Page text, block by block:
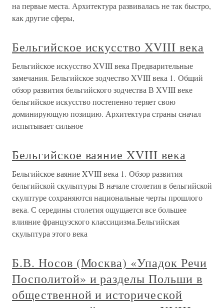
на первые места. Архитектура развивалась не так быстро,
как другие сферы,
Бельгийское искусство XVIII века
Бельгийское искусство XVIII века Предварительные
замечания. Бельгийское зодчество XVIII века 1. Общий
обзор развития бельгийского зодчества В XVIII веке
бельгийское искусство постепенно теряет свою
доминирующую позицию. Архитектура страны сначал
испытывает сильное
Бельгийское ваяние XVIII века
Бельгийское ваяние XVIII века 1. Обзор развития
бельгийской скульптуры В начале столетия в бельгийской
скулптуре сохраняются национальные черты прошлого
века. С середины столетия ощущается все большее
влияние французского классицизма.Бельгийская
скульптура этого века
Б.В. Носов (Москва) «Упадок Речи
Посполитой» и разделы Польши в
общественной и исторической